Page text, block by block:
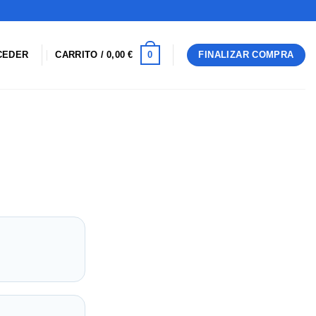
CARRITO /0,00€ 0 FINALIZAR COMPRA
×
×
×